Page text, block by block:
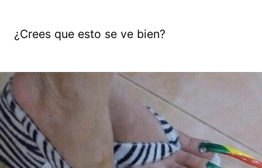
¿Crees que esto se ve bien?